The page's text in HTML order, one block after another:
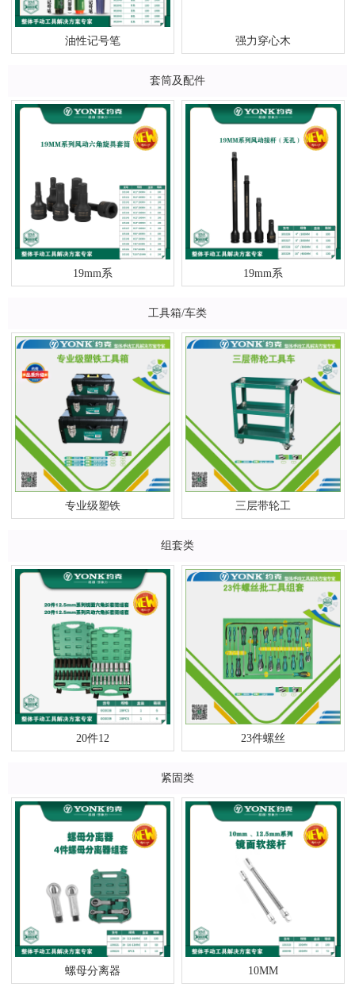
油性记号笔 强力穿心木
套筒及配件
19mm系 19mm系
工具箱/车类
专业级塑铁 三层带轮工
组套类
20件12 23件螺丝
紧固类
螺母分离器 10MM